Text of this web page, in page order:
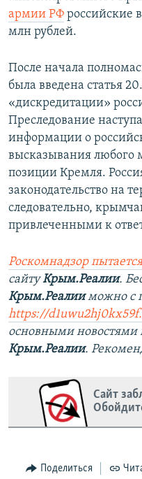
армии РФ российские
млн рублей.
После начала
была введена статья
«дискредитации»
Преследование
информации о
высказывания любого
позиции Кремля.
законодательство на
следовательно,
привлеченными к
Роскомнадзор
сайтуКрым.Реалии.
Крым.Реалииможно с
https://
основными новостями
Крым.Реалии.
Сайт
Поделиться